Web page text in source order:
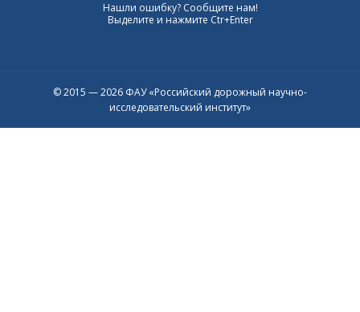
Нашли ошибку? Сообщите нам!
Выделите и нажмите Ctr+Enter
© 2015 — 2026 ФАУ «Российский дорожный научно-
исследовательский институт»